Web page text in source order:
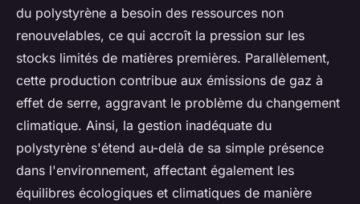
du polystyrène a besoin des ressources non
renouvelables, ce qui accroît la pression sur les
stocks limités de matières premières. Parallèlement,
cette production contribue aux émissions de gaz à
effet de serre, aggravant le problème du changement
climatique. Ainsi, la gestion inadéquate du
polystyrène s'étend au-delà de sa simple présence
dans l'environnement, affectant également les
équilibres écologiques et climatiques de manière